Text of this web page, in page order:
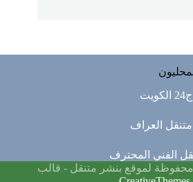
العراف
الفني المحترف
حقوق النشر © لعام 2026 محفوظة لموقع بنشر متنقل - قالب